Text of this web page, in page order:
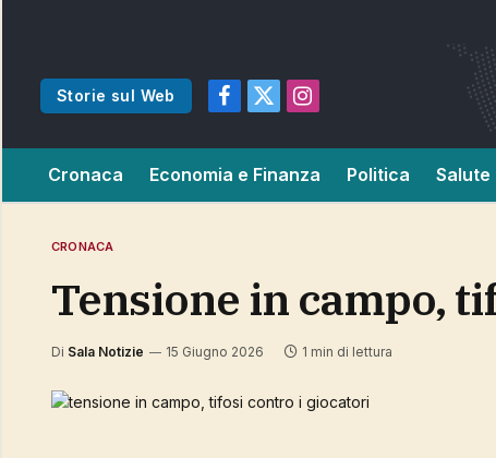
Storie sul Web
Facebook
X
Instagram
Cronaca Economia e Finanza Politica Salute
CRONACA
tensione in campo,
Di Sala Notizie 15 Giugno 2026 1 min di lettura